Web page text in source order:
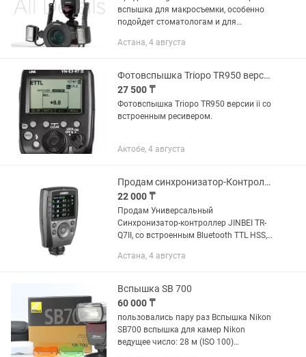
вспышка для макросъемки, особенно
подойдет стоматологам и для
каспи кз Состояние отличное,
Астана, 4 августа
Фотовспышка Triopo TR950 версии ii со встроенным ресивером.
27 500 ₸
Фотовспышка Triopo TR950 версии ii со
встроенным ресивером.
Актобе, 4 августа
Продам синхронизатор-Контролер JINBEI TR-Q7II Bluetooth TTL HSS
22 000 ₸
Продам Универсальный
Синхронизатор-контроллер JINBEI TR-
Q7II, со встроенным Bluetooth TTL HSS,
количестве - 1 штука Контроллер
Астана, 4 августа
Вспышка SB 700
60 000 ₸
пользовались пару раз Вспышка Nikon
SB700 вспышка для камер Nikon
ведущее число: 28 м (ISO 100)